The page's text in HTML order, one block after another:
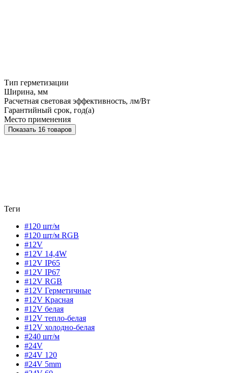
Тип герметизации
Ширина, мм
Расчетная световая эффективность, лм/Вт
Гарантийный срок, год(а)
Место применения
Показать 16 товаров
Теги
#120 шт/м
#120 шт/м RGB
#12V
#12V 14,4W
#12V IP65
#12V IP67
#12V RGB
#12V Герметичные
#12V Красная
#12V белая
#12V тепло-белая
#12V холодно-белая
#240 шт/м
#24V
#24V 120
#24V 5mm